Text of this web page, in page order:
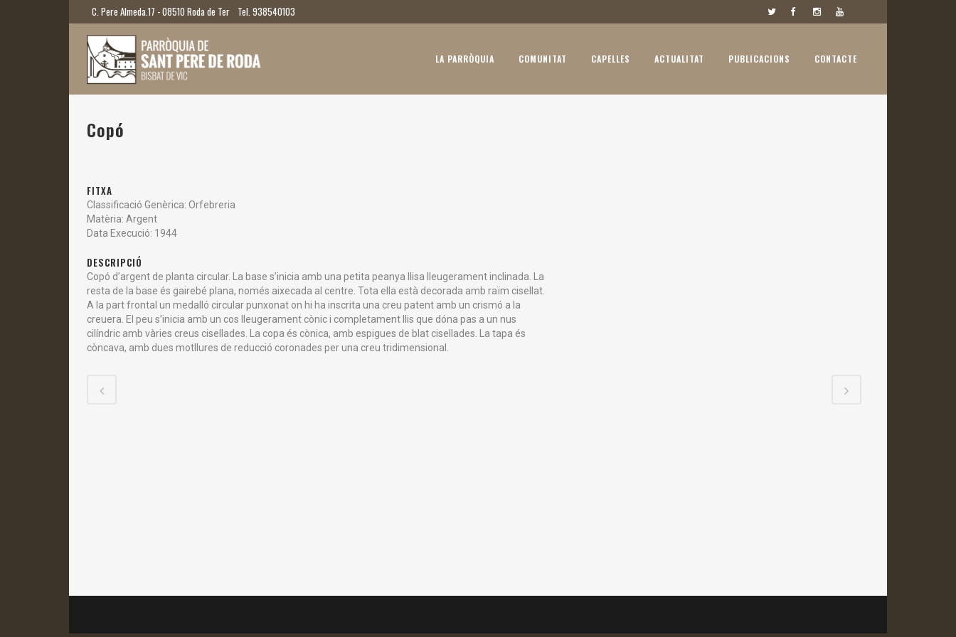
C. Pere Almeda.17 - 08510 Roda de Ter Tel. 938540103
LA PARRÒQUIA COMUNITAT CAPELLES ACTUALITAT PUBLICACIONS CONTACTE
Copó
FITXA
Classificació Genèrica: Orfebreria
Matèria: Argent
Data Execució: 1944
DESCRIPCIÓ
Copó d’argent de planta circular. La base s’inicia amb una petita peanya llisa lleugerament inclinada. La
resta de la base és gairebé plana, només aixecada al centre. Tota ella està decorada amb raïm cisellat.
A la part frontal un medalló circular punxonat on hi ha inscrita una creu patent amb un crismó a la
creuera. El peu s’inicia amb un cos lleugerament cònic i completament llis que dóna pas a un nus
cilíndric amb vàries creus cisellades. La copa és cònica, amb espigues de blat cisellades. La tapa és
còncava, amb dues motllures de reducció coronades per una creu tridimensional.